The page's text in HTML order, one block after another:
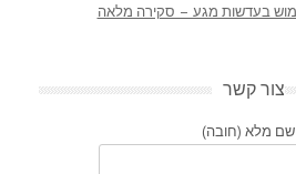
בעדשות מגע – סקירה מלאה
צור קשר
שם מלא (חובה)